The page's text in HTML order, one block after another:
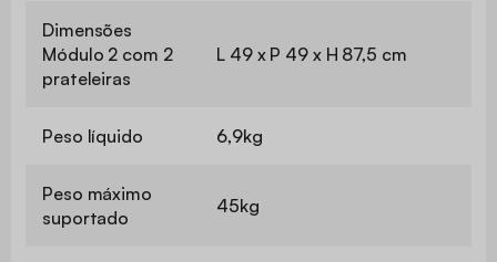
Dimensões
Módulo 2 com 2
prateleiras
L 49 x P 49 x H 87,5 cm
Peso líquido 6,9kg
Peso máximo
suportado
45kg